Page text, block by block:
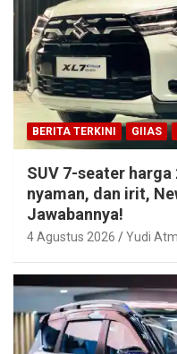
BERITA TERKINI GIIAS
SUV 7-seater
nyaman, dan irit,
Jawabannya!
4 Agustus 2026 Yudi